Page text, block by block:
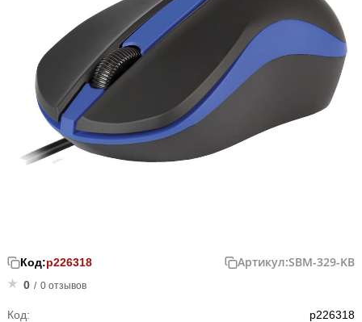
Код:р226318 Артикул:SBM-329-KB
0 / 0 отзывов
Код: р226318